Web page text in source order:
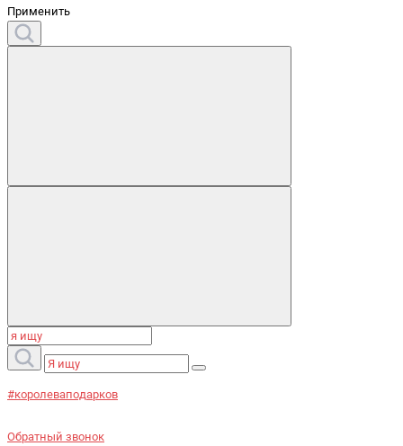
Применить
#королеваподарков
Обратный звонок